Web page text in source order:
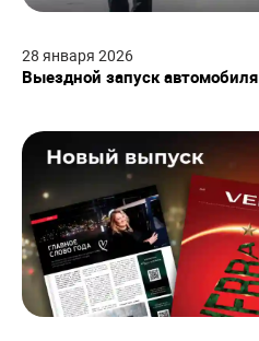
28 января 2026
Выездной запуск автомобиля